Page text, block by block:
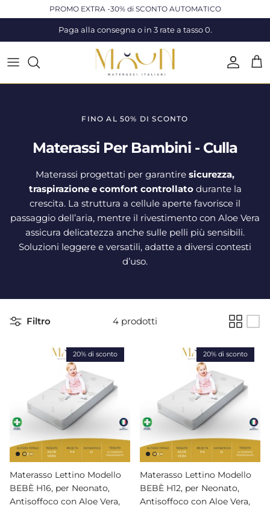
Passa ai contenutiPROMO EXTRA -30% di SCONTO AUTOMATICO
Paga alla consegna o in 3 rate a tasso 0.
Account
FINO AL 50% DI SCONTO
Materassi Per Bambini - Culla
Materassi progettati per garantire sicurezza,
traspirazione e comfort controllatodurante la
crescita. La struttura a cellule aperte favorisce il
passaggio dell’aria, mentre il rivestimento con Aloe Vera
assicura delicatezza anche sulle pelli più sensibili.
Soluzioni leggere e versatili, adatte a diversi contesti
d’uso.
Filtro 4 prodotti
20% di sconto
Materasso Lettino Modello
BEBÈ H16, per Neonato,
Antisoffoco con Aloe Vera,
20% di sconto
Materasso Lettino Modello
BEBÈ H12, per Neonato,
Antisoffoco con Aloe Vera,